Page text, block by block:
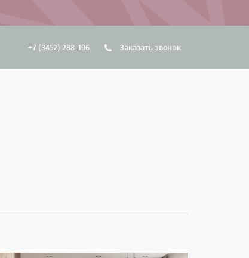
+7 (3452) 288-196 Заказать звонок